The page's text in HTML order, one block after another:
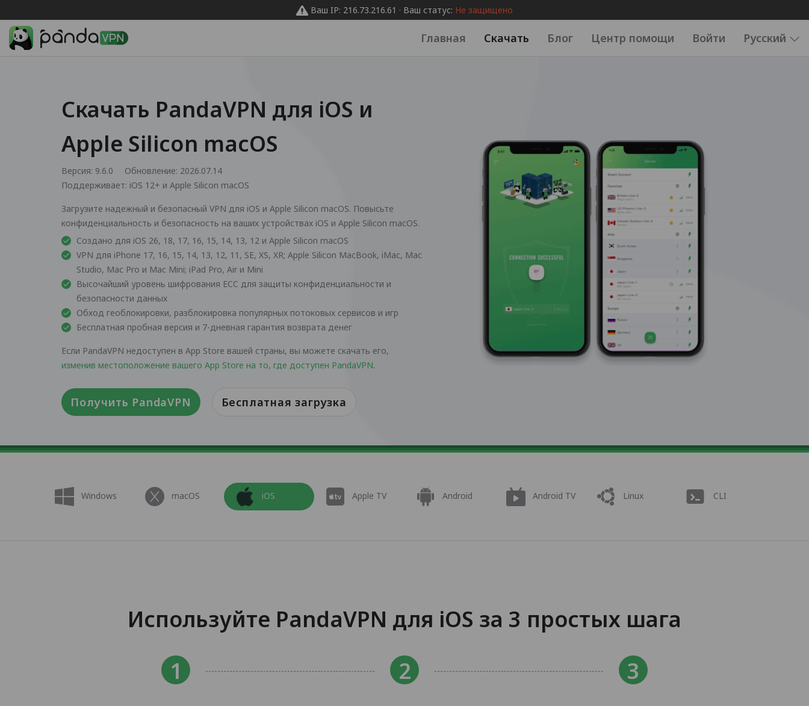
Ваш IP: 216.73.216.61 · Ваш статус: Не защищено
Главная Скачать Блог Центр помощи Войти Русский
Скачать PandaVPN для iOS и
Apple Silicon macOS
Версия: 9.6.0
Обновление: 2026.07.14
Поддерживает: iOS 12+ и Apple Silicon macOS
Загрузите надежный и безопасный VPN для iOS и Apple Silicon macOS. Повысьте
конфиденциальность и безопасность на ваших устройствах iOS и Apple Silicon macOS.
Создано для iOS 26, 18, 17, 16, 15, 14, 13, 12 и Apple Silicon macOS
VPN для iPhone 17, 16, 15, 14, 13, 12, 11, SE, XS, XR; Apple Silicon MacBook, iMac, Mac
Studio, Mac Pro и Mac Mini; iPad Pro, Air и Mini
Высочайший уровень шифрования ECC для защиты конфиденциальности и
безопасности данных
Обход геоблокировки, разблокировка популярных потоковых сервисов и игр
Бесплатная пробная версия и 7-дневная гарантия возврата денег
Если PandaVPN недоступен в App Store вашей страны, вы можете скачать его,
изменив местоположение вашего App Store на то, где доступен PandaVPN.
Получить PandaVPN Бесплатная загрузка
Windows macOS iOS Apple TV Android Android TV Linux CLI
Используйте PandaVPN для iOS за 3 простых шага